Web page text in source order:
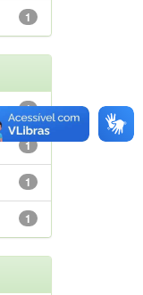
1
1
1
1
1